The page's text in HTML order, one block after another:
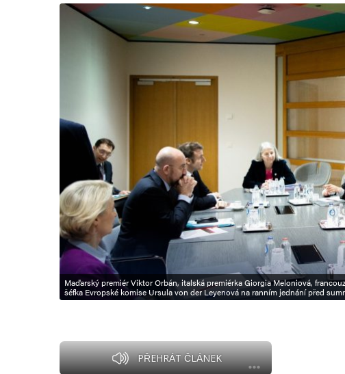
Maďarský premiér Viktor Orbán, italská premiérka Giorgia Meloniová,
šéfka Evropské komise Ursula von der Leyenová na ranním jednání před
PŘEHRÁT ČLÁNEK